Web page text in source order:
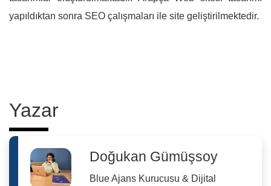
yapıldıktan sonra SEO çalışmaları ile site geliştirilmektedir.
Yazar
Doğukan Gümüşsoy
Blue Ajans Kurucusu & Dijital